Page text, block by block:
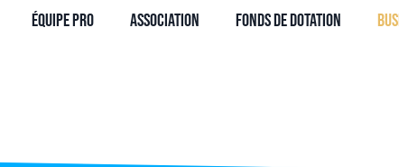
Équipe Pro Association Fonds de dotation